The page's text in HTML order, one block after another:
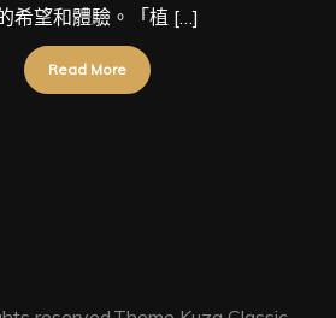
希望和體驗。「植 […]
Read More